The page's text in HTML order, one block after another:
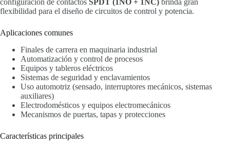
configuración de contactos SPDT (1NO + 1NC) brinda gran
flexibilidad para el diseño de circuitos de control y potencia.
Aplicaciones comunes
Finales de carrera en maquinaria industrial
Automatización y control de procesos
Equipos y tableros eléctricos
Sistemas de seguridad y enclavamientos
Uso automotriz (sensado, interruptores mecánicos, sistemas
auxiliares)
Electrodomésticos y equipos electromecánicos
Mecanismos de puertas, tapas y protecciones
Características principales